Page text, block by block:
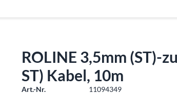
ROLINE 3,5mm (ST)-
ST) Kabel, 10m
Art.-Nr.
11094349